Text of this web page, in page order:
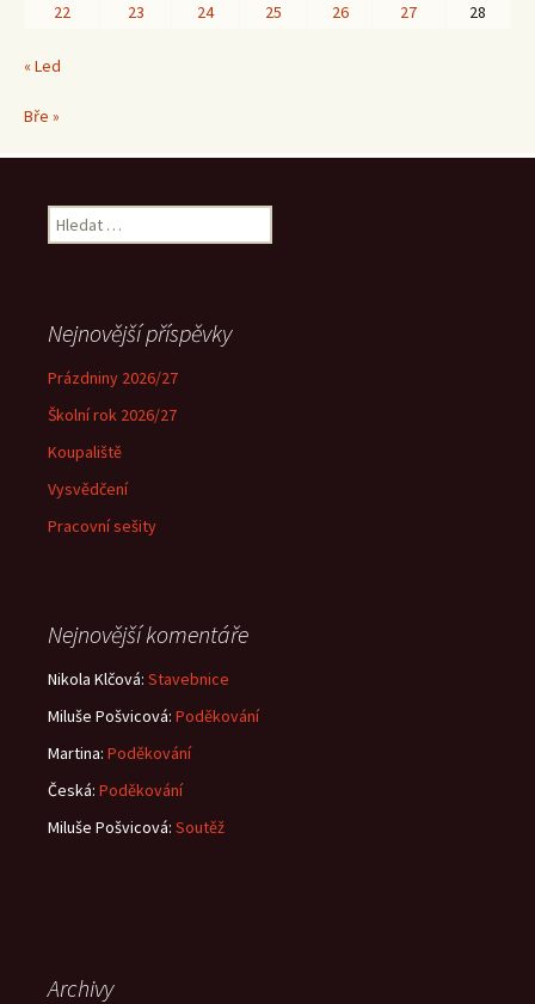
22
23 24 25 26 27 28
« Led
Bře »
Vyhledávání
Nejnovější příspěvky
Prázdniny 2026/27
Školní rok 2026/27
Koupaliště
Vysvědčení
Pracovní sešity
Nejnovější komentáře
Nikola Klčová: Stavebnice
Miluše Pošvicová: Poděkování
Martina: Poděkování
Česká: Poděkování
Miluše Pošvicová: Soutěž
Archivy